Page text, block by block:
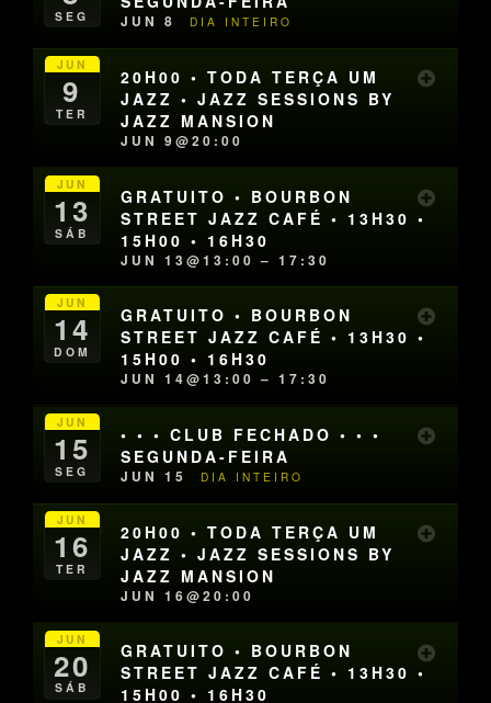
SEG JUN 8 DIA INTEIRO
JUN
9
TER
20H00 • TODA TERÇA UM
JAZZ • JAZZ SESSIONS BY
JAZZ MANSION
JUN 9@20:00
JUN
13
SÁB
GRATUITO • BOURBON
STREET JAZZ CAFÉ • 13H30 •
15H00 • 16H30
JUN 13@13:00 – 17:30
JUN
14
DOM
GRATUITO • BOURBON
STREET JAZZ CAFÉ • 13H30 •
15H00 • 16H30
JUN 14@13:00 – 17:30
JUN
15
SEG
• • • CLUB FECHADO • • •
SEGUNDA-FEIRA
JUN 15 DIA INTEIRO
JUN
16
TER
20H00 • TODA TERÇA UM
JAZZ • JAZZ SESSIONS BY
JAZZ MANSION
JUN 16@20:00
JUN
20
SÁB
GRATUITO • BOURBON
STREET JAZZ CAFÉ • 13H30 •
15H00 • 16H30